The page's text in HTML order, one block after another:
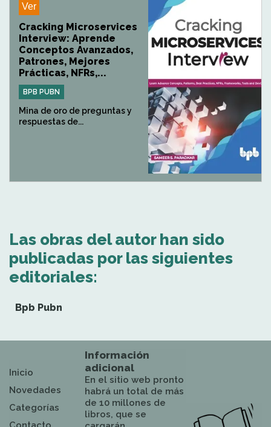
Ver
Cracking Microservices
Interview: Aprende
Conceptos Avanzados,
Patrones, Mejores
Prácticas, NFRs,...
BPB PUBN
Mina de oro de preguntas y
respuestas de...
Las obras del autor han sido
publicadas por las siguientes
editoriales:
Bpb Pubn
Inicio
Novedades
Categorías
Información
adicional
En el sitio web pronto
habrá un total de más
de 10 millones de
libros, que se